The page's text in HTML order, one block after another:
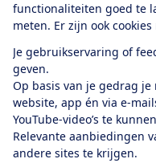
functionaliteiten goed te
meten. Er zijn ook
Je gebruikservaring of
geven.
Op basis van je gedrag
website, app én via e-
YouTube-video’s te
Relevante aanbiedingen
andere sites te krijgen.
Alles
app
Algemene
Cookiebeleid